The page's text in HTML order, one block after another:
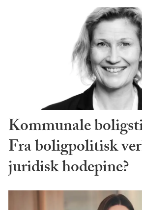
Kommunale
Fra boligpolitisk
juridisk hodepine?